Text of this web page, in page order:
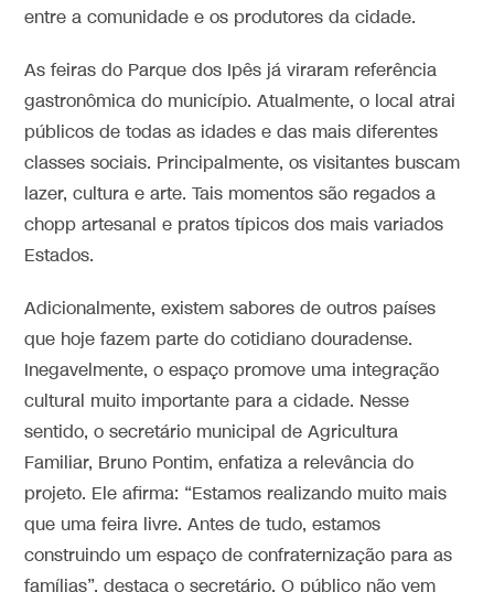
entre a comunidade e os produtores da cidade.
As feiras do Parque dos Ipês já viraram referência
gastronômica do município. Atualmente, o local atrai
públicos de todas as idades e das mais diferentes
classes sociais. Principalmente, os visitantes buscam
lazer, cultura e arte. Tais momentos são regados a
chopp artesanal e pratos típicos dos mais variados
Estados.
Adicionalmente, existem sabores de outros países
que hoje fazem parte do cotidiano douradense.
Inegavelmente, o espaço promove uma integração
cultural muito importante para a cidade. Nesse
sentido, o secretário municipal de Agricultura
Familiar, Bruno Pontim, enfatiza a relevância do
projeto. Ele afirma: “Estamos realizando muito mais
que uma feira livre. Antes de tudo, estamos
construindo um espaço de confraternização para as
famílias”, destaca o secretário. O público não vem